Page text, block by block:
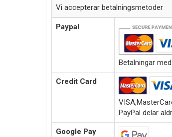
Vi accepterar betalningsmetoder
Paypal
Betalningar
Credit Card
PayPal delar
Google Pay